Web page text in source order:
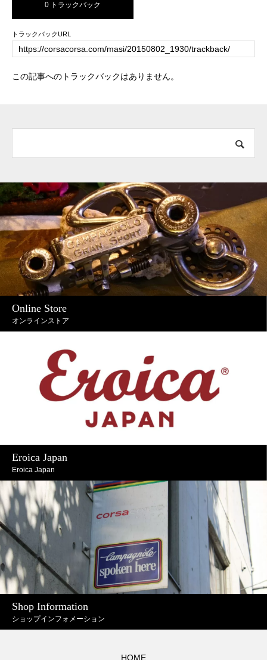
0 トラックバック
トラックバックURL
この記事へのトラックバックはありません。
Online Store
オンラインストア
Eroica Japan
Eroica Japan
Shop Information
ショップインフォメーション
HOME